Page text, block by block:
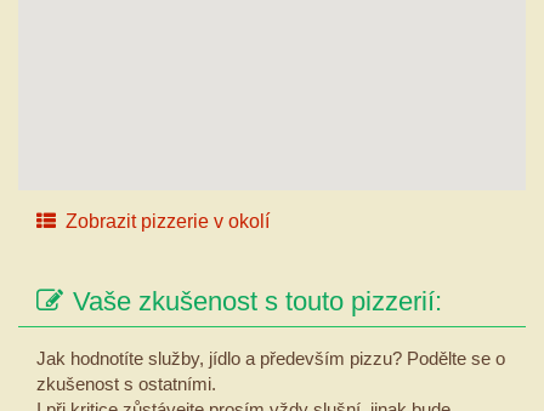
Zobrazit pizzerie v okolí
Vaše zkušenost s touto pizzerií:
Jak hodnotíte služby, jídlo a především pizzu? Podělte se o
zkušenost s ostatními.